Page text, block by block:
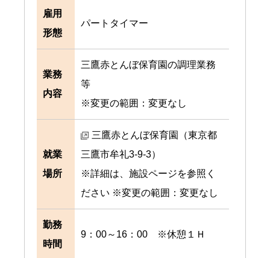
雇用
形態
パートタイマー
業務
内容
三鷹赤とんぼ保育園の調理業務
等
※変更の範囲：変更なし
就業
場所
三鷹赤とんぼ保育園（東京都
三鷹市牟礼3-9-3）
※詳細は、施設ページを参照く
ださい ※変更の範囲：変更なし
勤務
時間
9：00～16：00 ※休憩１Ｈ